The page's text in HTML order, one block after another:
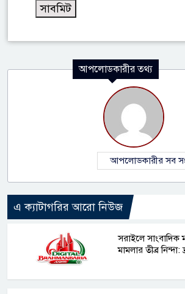
আপলোডকারীর তথ্য
আপলোডকারীর সব
এ ক্যাটাগরির আরো নিউজ
সরাইলে সাংবাদিক
মামলার তীব্র